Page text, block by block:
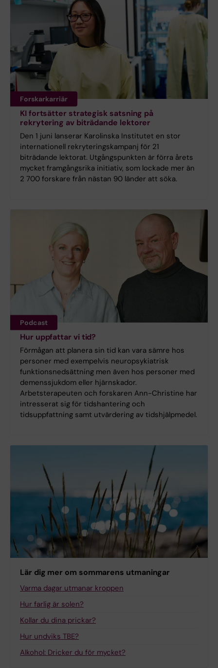
Forskarkarriär
KI fortsätter strategisk satsning på
rekrytering av biträdande lektorer
Den 1 juni lanserar Karolinska Institutet en stor
internationell rekryteringskampanj för 21
biträdande lektorat. Utgångspunkten är förra årets
mycket framgångsrika initiativ, som lockade mer än
2 700 forskare från nästan 90 länder att söka.
Podcast
Hur uppfattar vi tid?
Förmågan att planera sin tid kan vara sämre hos
personer med exempelvis neuropsykiatrisk
funktionsnedsättning men även hos personer med
demenssjukdom eller hjärnskador.
Arbetsterapeuten och forskaren Ann-Christine har
intresserat sig för tidshantering och
tidsuppfattning samt utvärdering av tidshjälpmedel.
Lär dig mer om sommarens utmaningar
Varma dagar utmanar kroppen
Hur farlig är solen?
Kollar du dina prickar?
Hur undviks TBE?
Alkohol: Dricker du för mycket?